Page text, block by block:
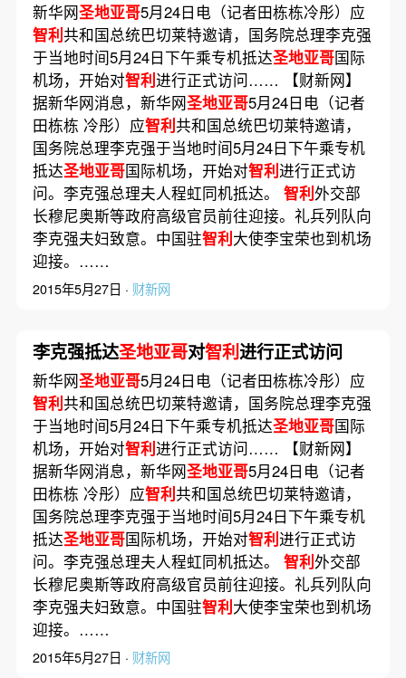
新华网圣地亚哥5月24日电（记者田栋栋冷彤）应
智利 共和国总统巴切莱特邀请，国务院总理李克强
于当地时间5月24日下午乘专机抵达圣地亚哥国际
机场，开始对智利 进行正式访问…… 【财新网】
据新华网消息，新华网圣地亚哥5月24日电（记者
田栋栋 冷彤）应智利 共和国总统巴切莱特邀请，
国务院总理李克强于当地时间5月24日下午乘专机
抵达圣地亚哥国际机场，开始对智利 进行正式访
问。李克强总理夫人程虹同机抵达。 智利 外交部
长穆尼奥斯等政府高级官员前往迎接。礼兵列队向
李克强夫妇致意。中国驻智利 大使李宝荣也到机场
迎接。……
2015年5月27日 · 财新网
李克强抵达圣地亚哥对智利进行正式访问
新华网圣地亚哥5月24日电（记者田栋栋冷彤）应
智利 共和国总统巴切莱特邀请，国务院总理李克强
于当地时间5月24日下午乘专机抵达圣地亚哥国际
机场，开始对智利 进行正式访问…… 【财新网】
据新华网消息，新华网圣地亚哥5月24日电（记者
田栋栋 冷彤）应智利 共和国总统巴切莱特邀请，
国务院总理李克强于当地时间5月24日下午乘专机
抵达圣地亚哥国际机场，开始对智利 进行正式访
问。李克强总理夫人程虹同机抵达。 智利 外交部
长穆尼奥斯等政府高级官员前往迎接。礼兵列队向
李克强夫妇致意。中国驻智利 大使李宝荣也到机场
迎接。……
2015年5月27日 · 财新网